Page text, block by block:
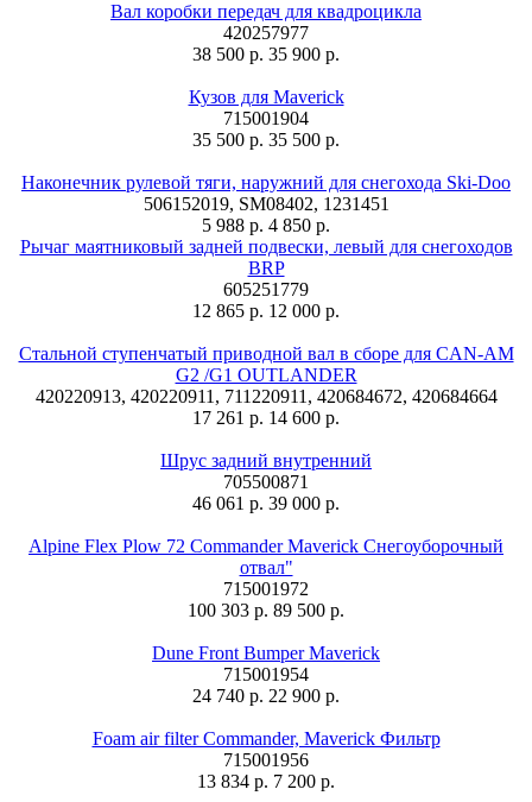
Вал коробки передач для квадроцикла
420257977
38 500 р. 35 900 р.
Кузов для Maverick
715001904
35 500 р. 35 500 р.
Наконечник рулевой тяги, наружний для снегохода Ski-Doo
506152019, SM08402, 1231451
5 988 р. 4 850 р.
Рычаг маятниковый задней подвески, левый для снегоходов
BRP
605251779
12 865 р. 12 000 р.
Стальной ступенчатый приводной вал в сборе для CAN-AM
G2 /G1 OUTLANDER
420220913, 420220911, 711220911, 420684672, 420684664
17 261 р. 14 600 р.
Шрус задний внутренний
705500871
46 061 р. 39 000 р.
Alpine Flex Plow 72 Commander Maverick Снегоуборочный
отвал"
715001972
100 303 р. 89 500 р.
Dune Front Bumper Maverick
715001954
24 740 р. 22 900 р.
Foam air filter Commander, Maverick Фильтр
715001956
13 834 р. 7 200 р.